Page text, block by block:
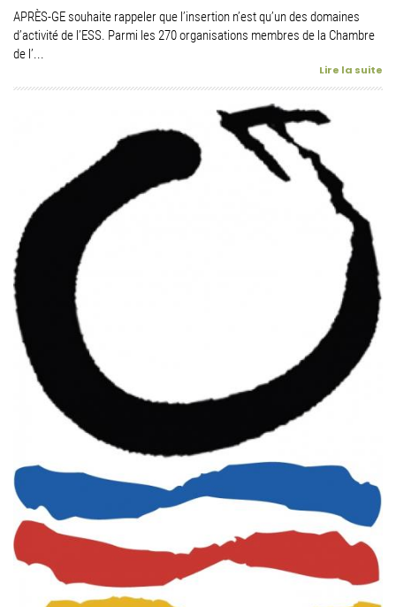
APRÈS-GE souhaite rappeler que l’insertion n’est qu’un des domaines
d’activité de l’ESS. Parmi les 270 organisations membres de la Chambre
de l’...
Lire la suite